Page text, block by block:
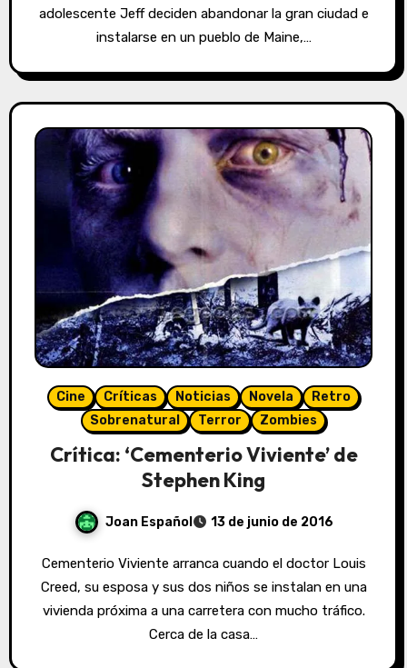
adolescente Jeff deciden abandonar la gran ciudad e
instalarse en un pueblo de Maine,…
Cine Críticas Noticias Novela
Retro
Sobrenatural
Terror Zombies
Crítica: ‘Cementerio Viviente’ de
Stephen King
Joan Español 13 de junio de 2016
Cementerio Viviente arranca cuando el doctor Louis
Creed, su esposa y sus dos niños se instalan en una
vivienda próxima a una carretera con mucho tráfico.
Cerca de la casa…